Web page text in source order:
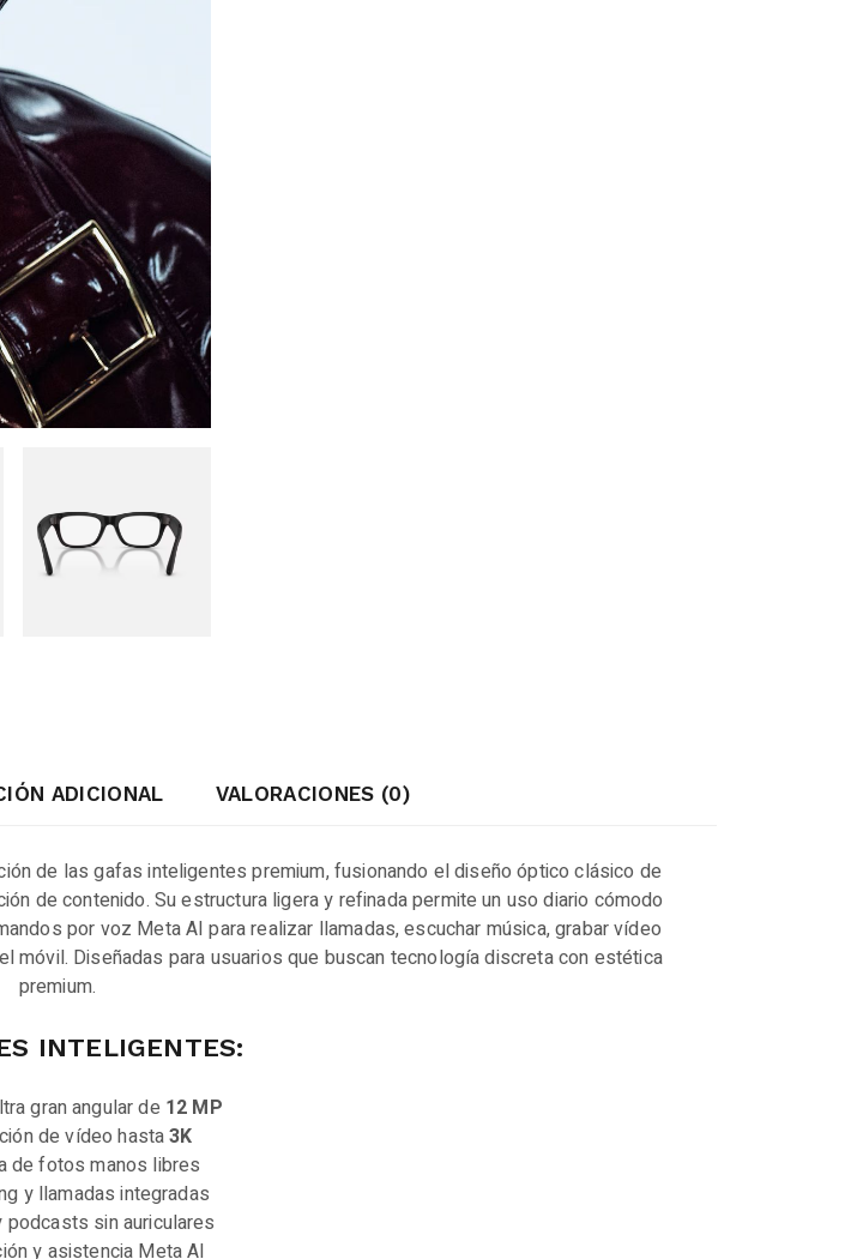
ADICIONAL VALORACIONES (0)
de las gafas inteligentes premium, fusionando el diseño óptico clásico de
de contenido. Su estructura ligera y refinada permite un uso diario cómodo
por voz Meta AI para realizar llamadas, escuchar música, grabar vídeo
Diseñadas para usuarios que buscan tecnología discreta con estética
premium.
INTELIGENTES:
gran angular de 12 MP
de vídeo hasta3K
de fotos manos libres
y llamadas integradas
podcasts sin auriculares
y asistencia Meta AI